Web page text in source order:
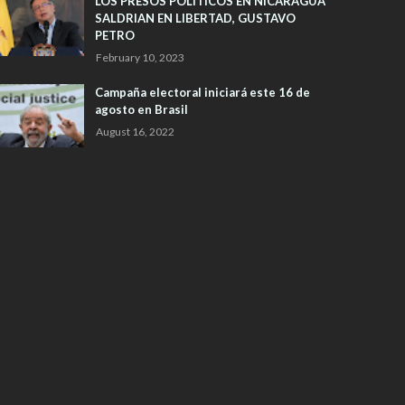
SALDRIAN EN LIBERTAD, GUSTAVO
PETRO
February 10, 2023
Campaña electoral iniciará este 16 de
agosto en Brasil
August 16, 2022